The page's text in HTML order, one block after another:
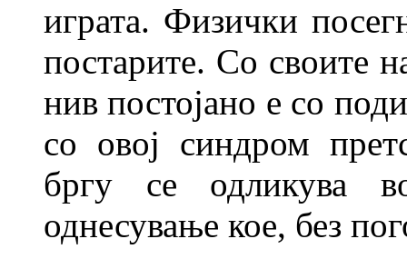
играта. Физички
постарите. Со своите
нив постојано е со
со овој синдром
бргу се одликува
однесување кое, без